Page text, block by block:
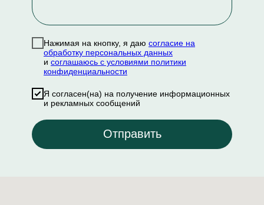
Нажимая на кнопку, я даю согласие на
обработку персональных данных
и соглашаюсь с условиями политики
конфиденциальности
Я согласен(на) на получение информационных
и рекламных сообщений
Отправить